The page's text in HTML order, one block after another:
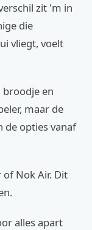
zit 'm in
die
vliegt, voelt
broodje en
maar de
de opties vanaf
of Nok Air. Dit
alles apart